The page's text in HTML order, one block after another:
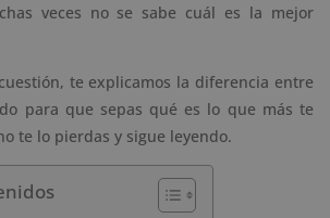
veces no se sabe cuál es la mejor
te explicamos la diferencia entre
para que sepas qué es lo que más te
te lo pierdas y sigue leyendo.